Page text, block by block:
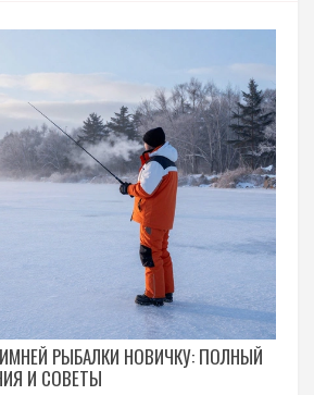
РЫБАЛКИ НОВИЧКУ: ПОЛНЫЙ
И СОВЕТЫ